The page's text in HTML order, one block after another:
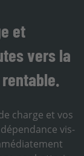
et
vers la
charge et vos
vis-